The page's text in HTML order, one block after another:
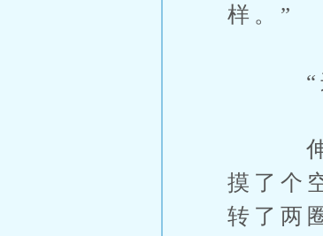
样。”
“这
伸手
摸了个
转了两